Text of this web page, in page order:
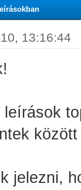
13:16:44
jelezni,